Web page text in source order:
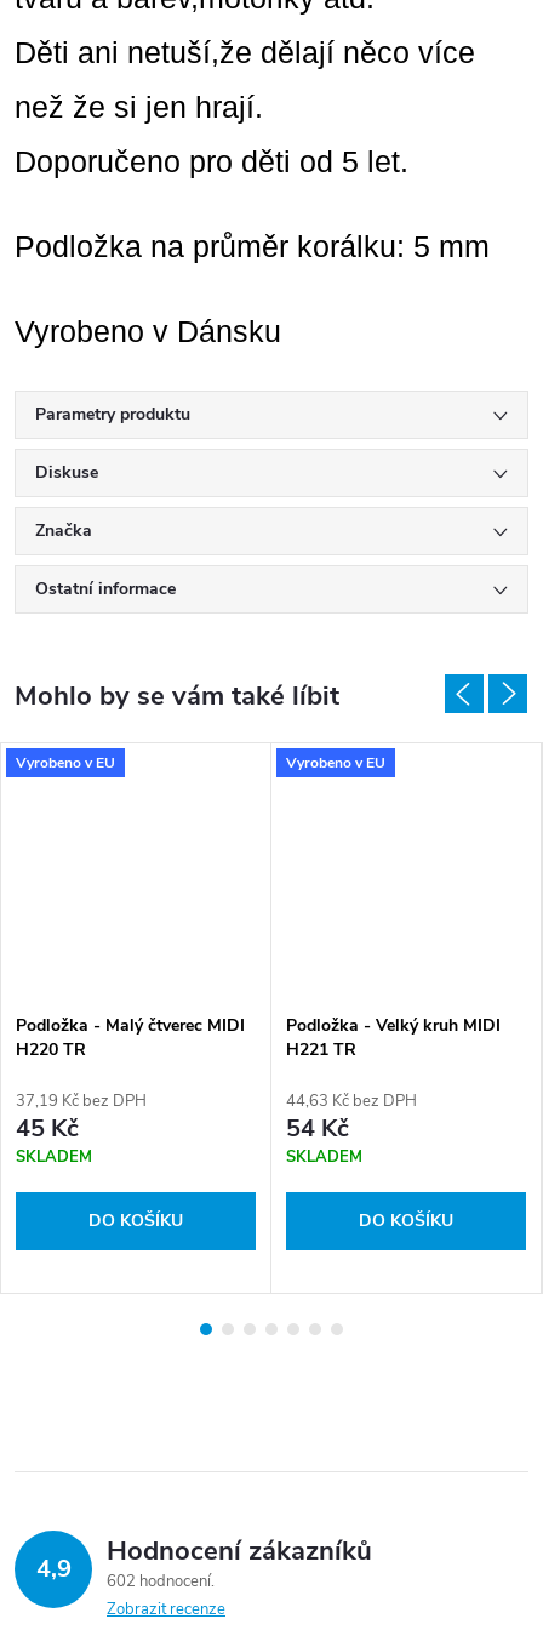
Děti ani netuší,že dělají něco více
než že si jen hrají.
Doporučeno pro děti od 5 let.
Podložka na průměr korálku: 5 mm
Vyrobeno v Dánsku
Parametry produktu
Diskuse
Značka
Ostatní informace
Vyrobeno v EU
Podložka - Malý čtverec MIDI
H220 TR
37,19 Kč bez DPH
45 Kč
SKLADEM
DO KOŠÍKU
Vyrobeno v EU
Podložka - Velký kruh MIDI
H221 TR
44,63 Kč bez DPH
54 Kč
SKLADEM
DO KOŠÍKU
4,9 Hodnocení zákazníků
602 hodnocení
Zobrazit recenze